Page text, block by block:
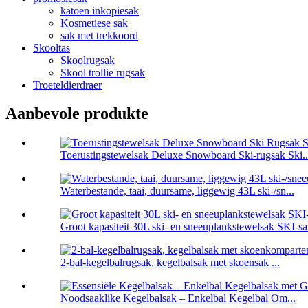
katoen inkopiesak
Kosmetiese sak
sak met trekkoord
Skooltas
Skoolrugsak
Skool trollie rugsak
Troeteldierdraer
Aanbevole produkte
Toerustingstewelsak Deluxe Snowboard Ski-rugsak
Waterbestande, taai, duursame, liggewig 43L ski-/sn...
Groot kapasiteit 30L ski- en sneeuplankstewelsak SKI-
2-bal-kegelbalrugsak, kegelbalsak met skoensak ...
Noodsaaklike Kegelbalsak – Enkelbal Kegelbal Om...